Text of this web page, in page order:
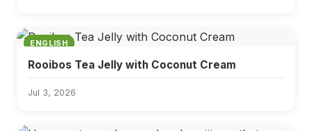
ENGLISH
Rooibos Tea Jelly with Coconut Cream
Jul 3, 2026